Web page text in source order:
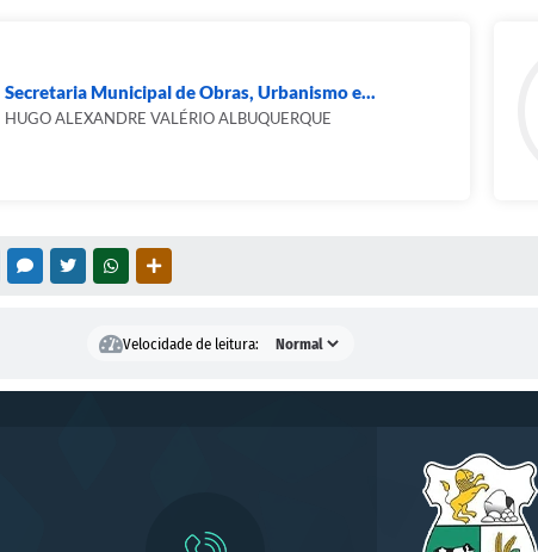
Secretaria Municipal de Obras, Urbanismo e...
HUGO ALEXANDRE VALÉRIO ALBUQUERQUE
FACEBOOKMESSENGER
TWITTERWHATSAPP
Velocidade de leitura: